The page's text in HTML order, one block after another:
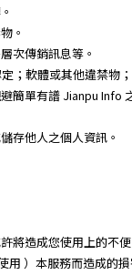
。
次傳銷訊息等。
；軟體或其他違禁物
簡單有譜 Jianpu Info
存他人之個人資訊。
將造成您使用上的不
）本服務而造成的